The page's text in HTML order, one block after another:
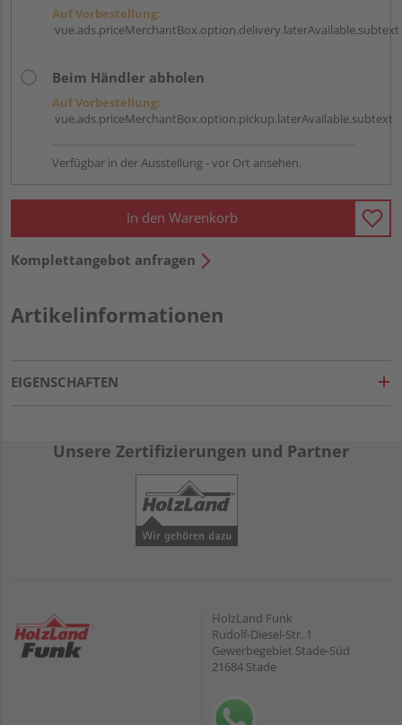
Auf Vorbestellung:
vue.ads.priceMerchantBox.option.delivery.laterAvailable.subtext
Beim Händler abholen
Auf Vorbestellung:
vue.ads.priceMerchantBox.option.pickup.laterAvailable.subtext
Verfügbar in der Ausstellung - vor Ort ansehen.
In den Warenkorb
Komplettangebot anfragen
Artikelinformationen
EIGENSCHAFTEN
Unsere Zertifizierungen und Partner
HolzLand Funk
Rudolf-Diesel-Str. 1
Gewerbegebiet Stade-Süd
21684 Stade